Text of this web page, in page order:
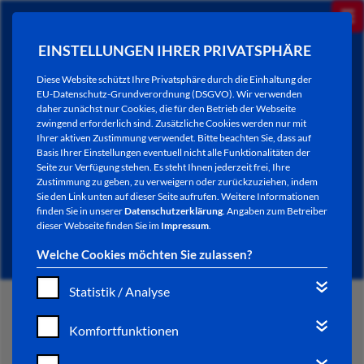
EINSTELLUNGEN IHRER PRIVATSPHÄRE
Diese Website schützt Ihre Privatsphäre durch die Einhaltung der
EU-Datenschutz-Grundverordnung (DSGVO). Wir verwenden
daher zunächst nur Cookies, die für den Betrieb der Webseite
zwingend erforderlich sind. Zusätzliche Cookies werden nur mit
Ihrer aktiven Zustimmung verwendet. Bitte beachten Sie, dass auf
Basis Ihrer Einstellungen eventuell nicht alle Funktionalitäten der
Seite zur Verfügung stehen. Es steht Ihnen jederzeit frei, Ihre
Zustimmung zu geben, zu verweigern oder zurückzuziehen, indem
Sie den Link unten auf dieser Seite aufrufen. Weitere Informationen
finden Sie in unsererDatenschutzerklärung. Angaben zum Betreiber
dieser Webseite finden Sie im Impressum.
Welche Cookies möchten Sie zulassen?
Statistik / Analyse
Komfortfunktionen
NEWSLETTER / CITY LETTER
START